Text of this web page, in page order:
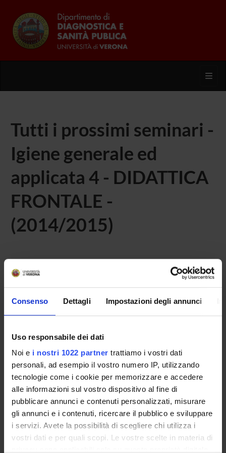
Consenso Dettagli Impostazioni degli annunci
Uso responsabile dei dati
Noi e i nostri 1022 partner trattiamo i vostri dati
personali, ad esempio il vostro numero IP, utilizzando
tecnologie come i cookie per memorizzare e accedere
alle informazioni sul vostro dispositivo al fine di
pubblicare annunci e contenuti personalizzati, misurare
gli annunci e i contenuti, ricercare il pubblico e sviluppare
i servizi. Avete la possibilità di scegliere chi utilizza i
vostri dati e per quali scopi. Le vostre scelte in materia di
Tutti i prossimi seminari -
Igiene generale ed
applicata 4 - DIDATTICA
FRONTALE -
(2014/2015)
all'insegnamento Igiene generale ed applicata 4.
OFFERTA FORMATIVA
CORSI DI STUDIO
DOTTORATI, MASTER E FORMAZIONE SUPERIORE
Contatti
Persone